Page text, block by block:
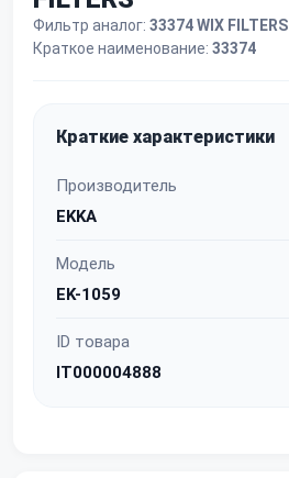
Фильтр аналог: 33374 WIX FILTERS
Краткое наименование: 33374
Краткие характеристики
Производитель
EKKA
Модель
EK-1059
ID товара
IT000004888